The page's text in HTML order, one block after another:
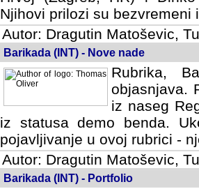
Njihovi prilozi su bezvremeni
Autor: Dragutin Matoševic,
Barikada (INT) - Nove nade
Rubrika,
objasnjava.
iz naseg
iz statusa demo benda.
pojavljivanje u ovoj rubrici -
Autor: Dragutin Matoševic,
Barikada (INT) - Portfolio